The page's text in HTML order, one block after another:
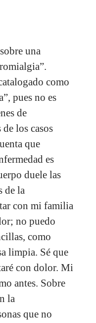
una
como
pues no es
de
los casos
que
es
duele las
de la
con mi familia
no puedo
como
limpia. Sé que
con dolor. Mi
antes. Sobre
la
que no